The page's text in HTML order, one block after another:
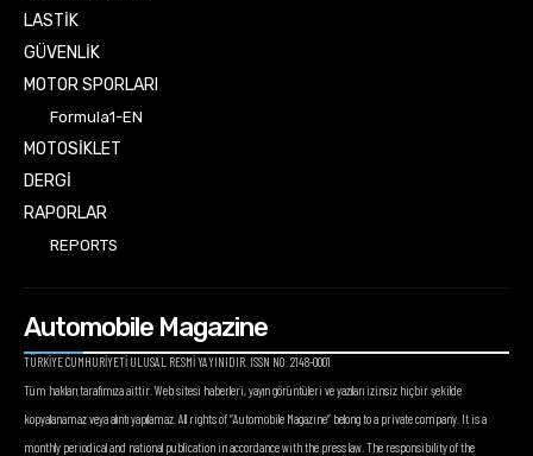
LASTİK
GÜVENLİK
MOTOR SPORLARI
Formula1-EN
MOTOSİKLET
DERGİ
RAPORLAR
REPORTS
Automobile Magazine
TÜRKİYE CUMHURİYETİ ULUSAL RESMİ YAYINIDIR. ISSN NO: 2148-0001
Tüm hakları tarafımıza aittir. Web sitesi haberleri, yayın görüntüleri ve yazıları izinsiz hiçbir şekilde
kopyalanamaz veya alıntı yapılamaz. All rights of “Automobile Magazine” belong to a private company. It is a
monthly periodical and national publication in accordance with the press law. The responsibility of the